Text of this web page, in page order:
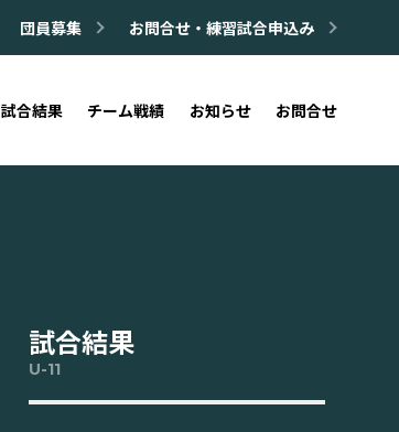
団員募集 お問合せ・練習試合申込み
試合結果 チーム戦績 お知らせ お問合せ
試合結果
U-11